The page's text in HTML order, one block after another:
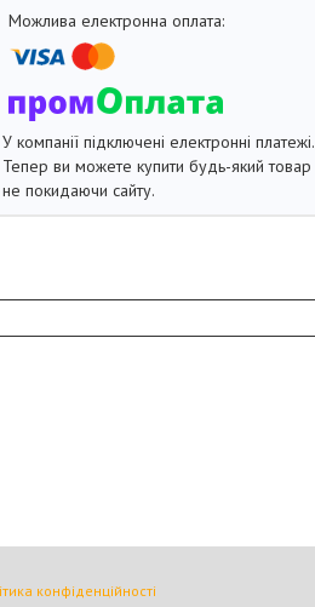
У компанії підключені електронні платежі.
Тепер ви можете купити будь-який товар
не покидаючи сайту.
конфіденційності